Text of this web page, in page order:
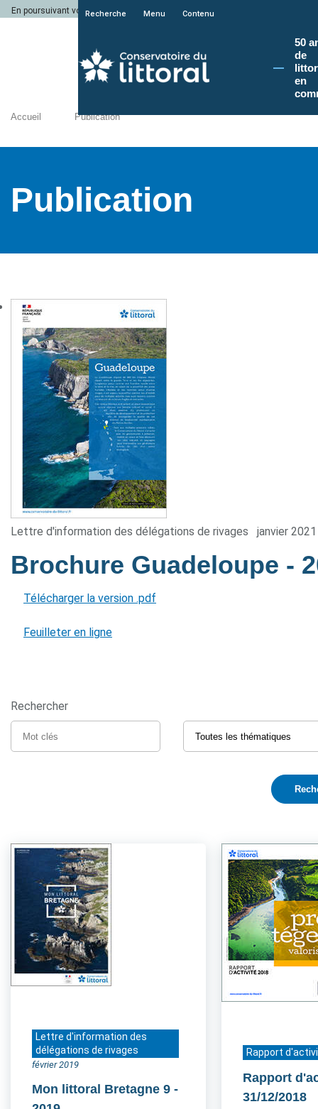
En poursuivant votre navigation sur le site du Conservatoire du littoral, vous
Recherche Menu Contenu
50
de
en
Accueil Publication
Publication
Lettre d'information des délégations de rivages janvier 2021
Brochure Guadeloupe -
Télécharger la version .pdf
Feuilleter en ligne
Rechercher
Lettre d'information des
délégations de rivages
février 2019
Mon littoral Bretagne 9 -
Rapport
Rapport
31/12/2018